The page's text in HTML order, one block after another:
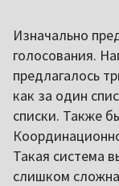
Изначально
голосования.
предлагалось
как за один
списки. Также
Такая система
слишком